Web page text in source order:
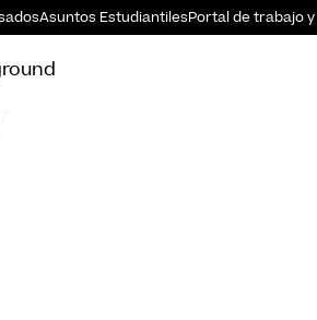
Asuntos EstudiantilesPortal de trabajo